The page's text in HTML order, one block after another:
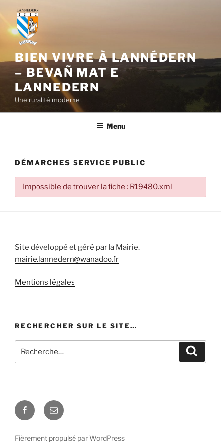
contenu
principal
BIEN VIVRE À LANNÉDERN
– BEVAÑ MAT E
LANNEDERN
Une ruralité moderne
Menu
DÉMARCHES SERVICE PUBLIC
Impossible de trouver la fiche : R19480.xml
Site développé et géré par la Mairie.
mairie.lannedern@wanadoo.fr
Mentions légales
RECHERCHER SUR LE SITE…
pour
Facebook
E-
mail
Fièrement propulsé par WordPress